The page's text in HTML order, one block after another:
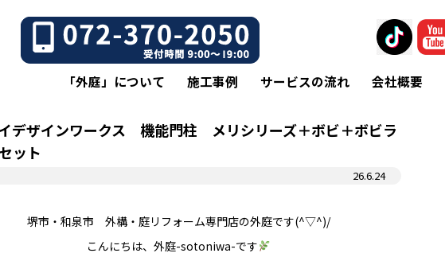
「外庭」について 施工事例 サービスの流れ 会社概要
デザインワークス 機能門柱 メリシリーズ＋ボビ＋ボビラ
ット
26.6.24
堺市・和泉市 外構・庭リフォーム専門店の外庭です(^▽^)/
こんにちは、外庭-sotoniwa-です